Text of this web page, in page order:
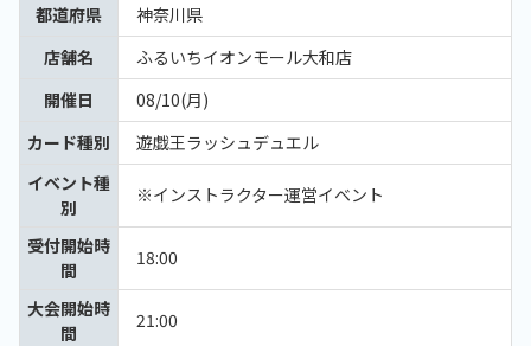
都道府県
神奈川県
店舗名
ふるいちイオンモール大和店
開催日
08/10(月)
カード種別
遊戯王ラッシュデュエル
イベント種
別
※インストラクター運営イベント
受付開始時
間
18:00
大会開始時
間
21:00